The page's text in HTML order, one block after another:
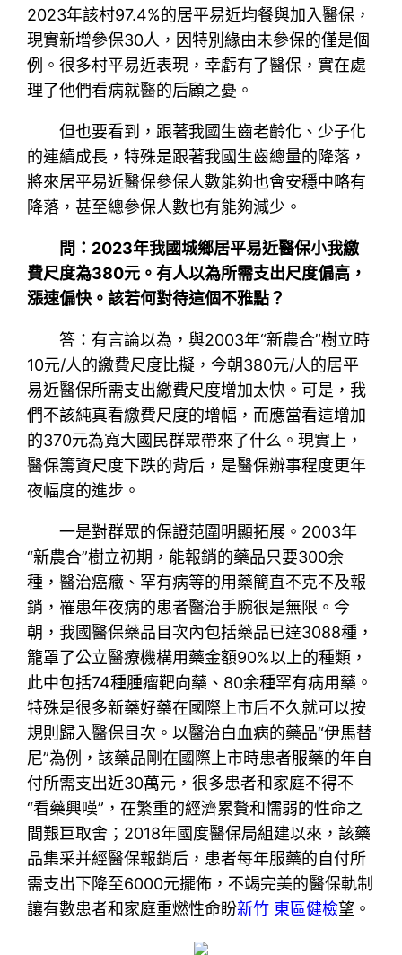
2023年該村97.4%的居平易近均餐與加入醫保，
現實新增參保30人，因特別緣由未參保的僅是個
例。很多村平易近表現，幸虧有了醫保，實在處
理了他們看病就醫的后顧之憂。
但也要看到，跟著我國生齒老齡化、少子化
的連續成長，特殊是跟著我國生齒總量的降落，
將來居平易近醫保參保人數能夠也會安穩中略有
降落，甚至總參保人數也有能夠減少。
問：2023年我國城鄉居平易近醫保小我繳
費尺度為380元。有人以為所需支出尺度偏高，
漲速偏快。該若何對待這個不雅點？
答：有言論以為，與2003年“新農合”樹立時
10元/人的繳費尺度比擬，今朝380元/人的居平
易近醫保所需支出繳費尺度增加太快。可是，我
們不該純真看繳費尺度的增幅，而應當看這增加
的370元為寬大國民群眾帶來了什么。現實上，
醫保籌資尺度下跌的背后，是醫保辦事程度更年
夜幅度的進步。
一是對群眾的保證范圍明顯拓展。2003年
“新農合”樹立初期，能報銷的藥品只要300余
種，醫治癌癥、罕有病等的用藥簡直不克不及報
銷，罹患年夜病的患者醫治手腕很是無限。今
朝，我國醫保藥品目次內包括藥品已達3088種，
籠罩了公立醫療機構用藥金額90%以上的種類，
此中包括74種腫瘤靶向藥、80余種罕有病用藥。
特殊是很多新藥好藥在國際上市后不久就可以按
規則歸入醫保目次。以醫治白血病的藥品“伊馬替
尼”為例，該藥品剛在國際上市時患者服藥的年自
付所需支出近30萬元，很多患者和家庭不得不
“看藥興嘆”，在繁重的經濟累贅和懦弱的性命之
間艱巨取舍；2018年國度醫保局組建以來，該藥
品集采并經醫保報銷后，患者每年服藥的自付所
需支出下降至6000元擺佈，不竭完美的醫保軌制
讓有數患者和家庭重燃性命盼新竹 東區健檢望。